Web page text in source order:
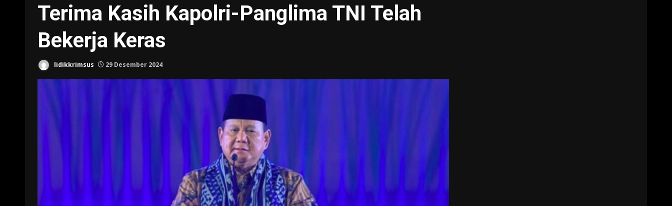
Terima Kasih Kapolri-Panglima TNI Telah
Bekerja Keras
lidikkrimsus 29 Desember 2024